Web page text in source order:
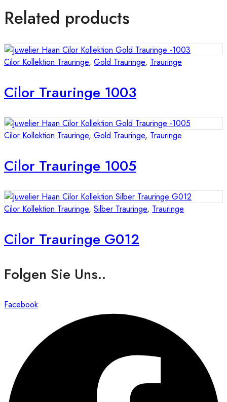
Related products
Cilor Kollektion Trauringe, Gold Trauringe, Trauringe
Cilor Trauringe 1003
Cilor Kollektion Trauringe, Gold Trauringe, Trauringe
Cilor Trauringe 1005
Cilor Kollektion Trauringe, Silber Trauringe, Trauringe
Cilor Trauringe G012
Folgen Sie Uns..
Facebook